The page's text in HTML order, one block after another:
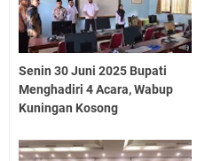
Senin 30 Juni 2025 Bupati
Menghadiri 4 Acara, Wabup
Kuningan Kosong